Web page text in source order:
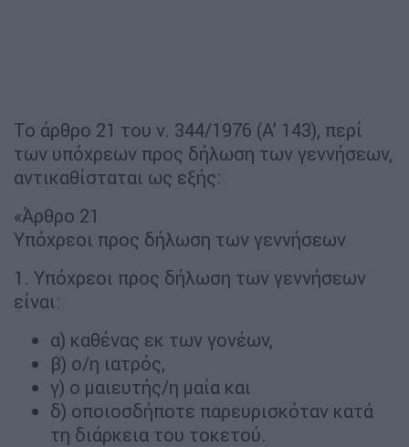
Το άρθρο 21 του ν. 344/1976 (Α’ 143), περί
των υπόχρεων προς δήλωση των γεννήσεων,
αντικαθίσταται ως εξής:
«Άρθρο 21
Υπόχρεοι προς δήλωση των γεννήσεων
1. Υπόχρεοι προς δήλωση των γεννήσεων
είναι:
α) καθένας εκ των γονέων,
β) ο/η ιατρός,
γ) ο μαιευτής/η μαία και
δ) οποιοσδήποτε παρευρισκόταν κατά
τη διάρκεια του τοκετού.